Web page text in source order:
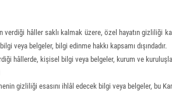
verdiği hâller saklı kalmak üzere, özel hayatın gizliliği
veya belgeler, bilgi edinme hakkı kapsamı dışındadır.
hâllerde, kişisel bilgi veya belgeler, kurum ve
gizliliği esasını ihlâl edecek bilgi veya belgeler, bu